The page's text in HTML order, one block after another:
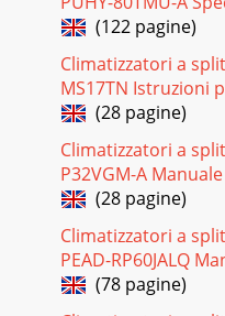
(122 pagine)
Climatizzatori a
MS17TN Istruzioni
(28 pagine)
Climatizzatori a
P32VGM-A
(28 pagine)
Climatizzatori a
PEAD-RP60JALQ
(78 pagine)